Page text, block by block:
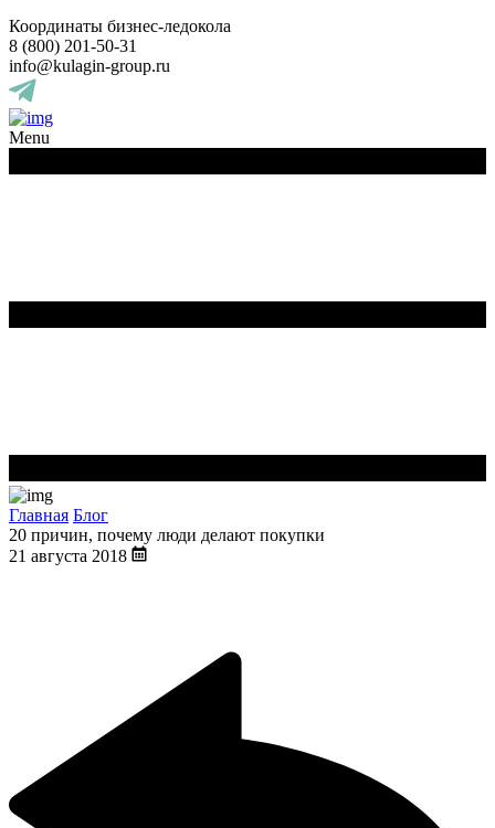
Координаты бизнес-ледокола
8 (800) 201-50-31
info@kulagin-group.ru
Menu
Главная Блог
20 причин, почему люди делают покупки
21 августа 2018